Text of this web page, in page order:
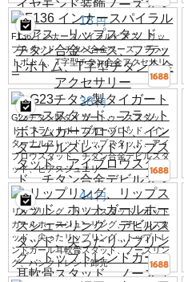
18 円
F136 インナースパイラルピアス、リッ
プスタッド、チタン合金ベース、フラッ
トボトム、T字型チタン合金アクセサリ
ー
38 円
G23チタン製タイガートゥーススタッ
ド、フラットボトムカーブロッド、イン
ターナルスレッドリップスタッド、アイ
ブロウスタッド、チタン合金デビルスタ
ッド、ピアスジュエリー
44 円
リップリング、リップスタッド、ホット
ガールホースシューリング、デビルスタ
ッド、尖ったリップリング、トップトレ
ンドガール耳軟骨スタッド、ノーズリン
グ、パンクトレンド卸売